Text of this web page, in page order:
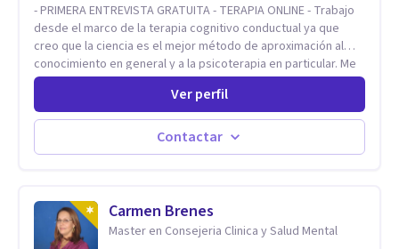
- PRIMERA ENTREVISTA GRATUITA - TERAPIA ONLINE - Trabajo
desde el marco de la terapia cognitivo conductual ya que
creo que la ciencia es el mejor método de aproximación al
conocimiento en general y a la psicoterapia en particular. Me
interesan los procesos de cambio conductual por los que una
persona pueda alcanzar sus objetivos, transitando,
aceptando y modificando sus patrones cognitivos y
emocionales. Abordo patologías específicas como trastornos
de ansiedad y del ánimo, y también crisis vitales y procesos
Ver perfil
Contactar
Carmen Brenes
Master en Consejeria Clinica y Salud Mental